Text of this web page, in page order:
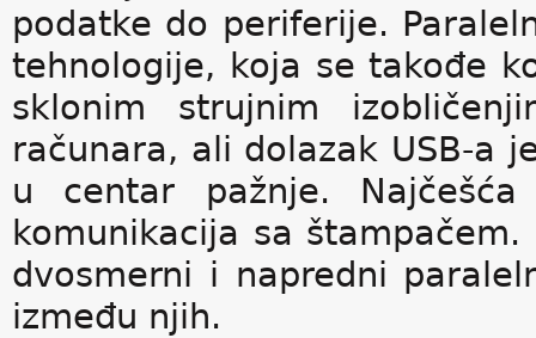
podatke do periferije.
tehnologije, koja se takođe
sklonim strujnim
računara, ali dolazak USB-a
u centar pažnje.
komunikacija sa
dvosmerni i napredni
između njih.